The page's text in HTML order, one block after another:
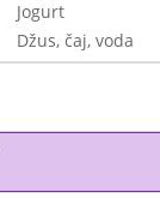
Jogurt
Džus, čaj, voda